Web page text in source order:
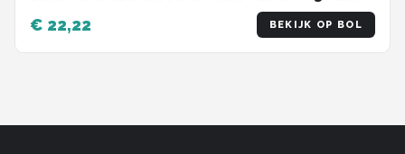
€ 22,22 BEKIJK OP BOL